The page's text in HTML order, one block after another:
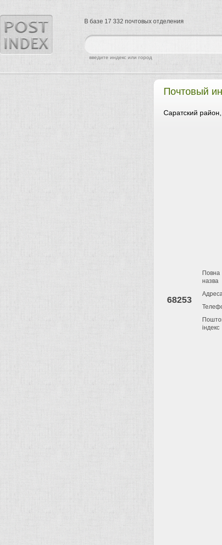
Почтовый
Саратский
68253
Повна
назва
індекс
найти
введите индекс или город
В базе 17 332 почтовых отделения